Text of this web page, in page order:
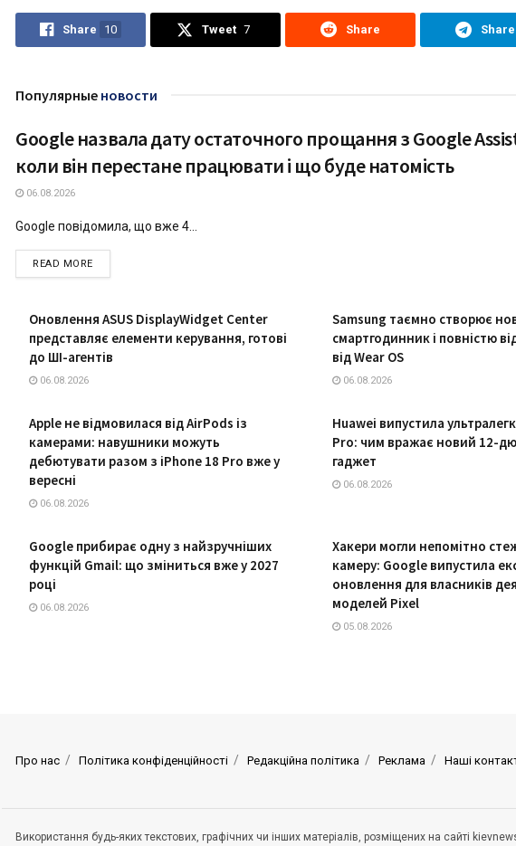
Share 10 Tweet 7 Share Share
Популярные новости
ТЕХНОЛОГІЇ
Google назвала дату остаточного прощання з Google
коли він перестане працювати і що буде натомість
06.08.2026
Google повідомила, що вже 4...
READ MOREDETAILS
Оновлення ASUS DisplayWidget Center
представляє елементи керування, готові
до ШІ-агентів
06.08.2026
Samsung таємно створює
смартгодинник і повністю
від Wear OS
06.08.2026
Apple не відмовилася від AirPods із
камерами: навушники можуть
дебютувати разом з iPhone 18 Pro вже у
вересні
06.08.2026
Huawei випустила
Pro: чим вражає новий 12-
гаджет
06.08.2026
Google прибирає одну з найзручніших
функцій Gmail: що зміниться вже у 2027
році
06.08.2026
Хакери могли непомітно
камеру: Google випустила
оновлення для власників
моделей Pixel
05.08.2026
Про нас Політика конфіденційності Редакційна політика Реклама Наші
Використання будь-яких текстових, графічних чи інших матеріалів, розміщених на сайті